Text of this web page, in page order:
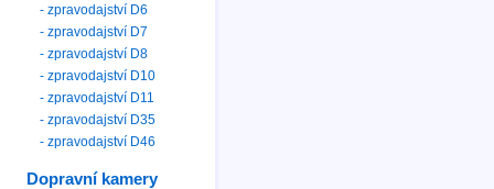
- zpravodajství D6
- zpravodajství D7
- zpravodajství D8
- zpravodajství D10
- zpravodajství D11
- zpravodajství D35
- zpravodajství D46
Dopravní kamery